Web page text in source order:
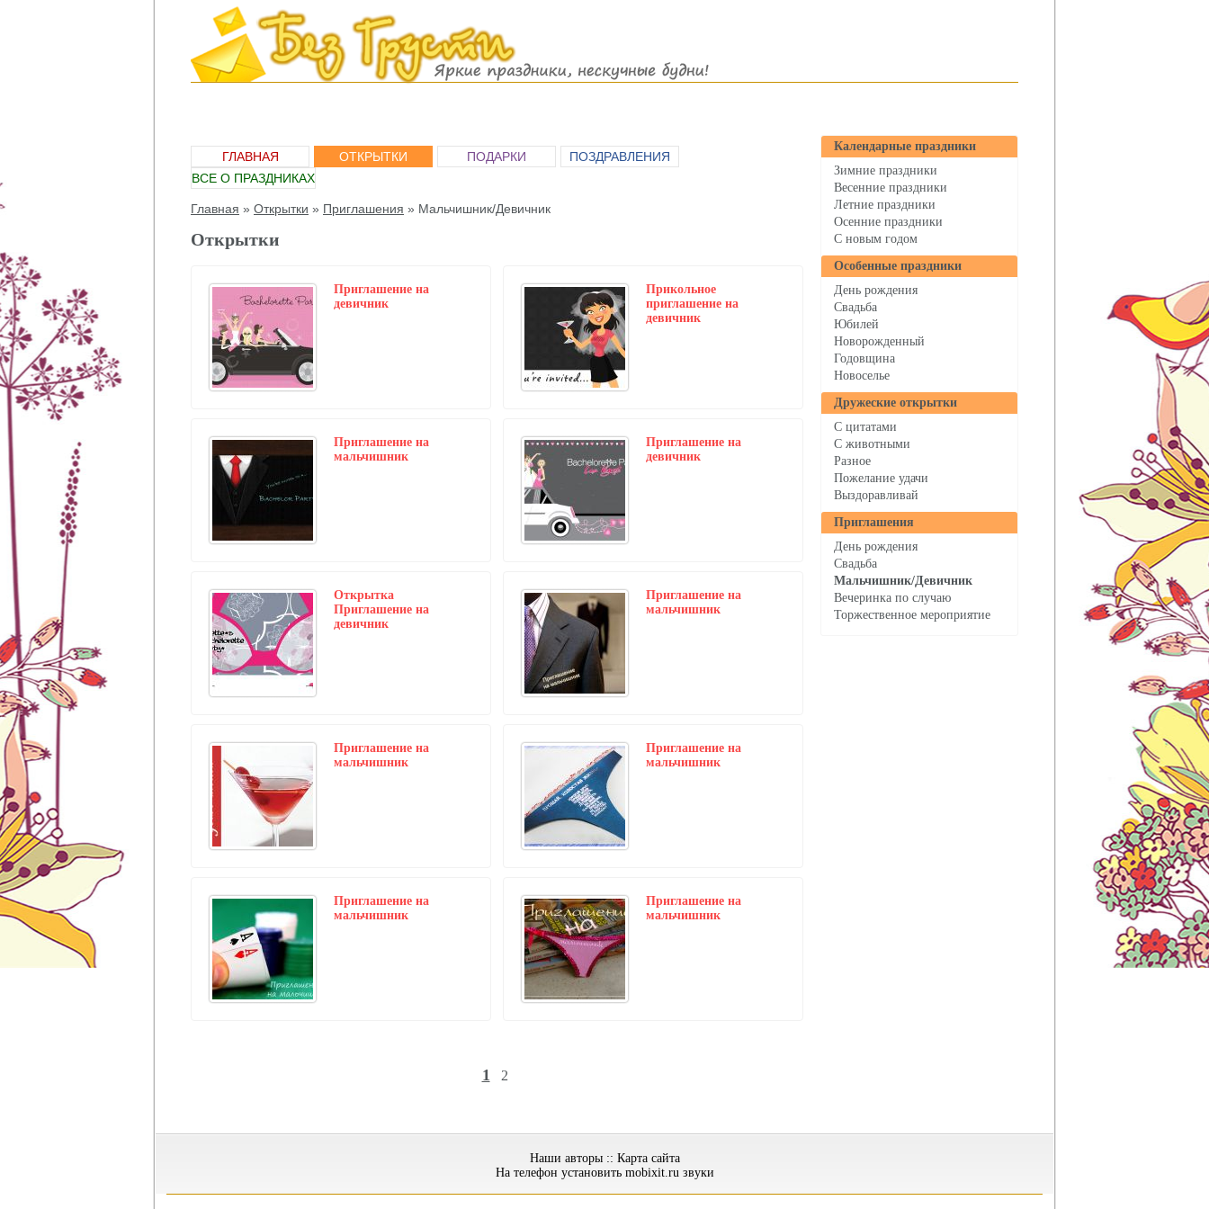
ГЛАВНАЯ ОТКРЫТКИ ПОДАРКИ
ПОЗДРАВЛЕНИЯ
ВСЕ О ПРАЗДНИКАХ
Главная » Открытки » Приглашения » Мальчишник/Девичник
Открытки
Приглашение на
девичник
Прикольное
приглашение на
девичник
Приглашение на
мальчишник
Приглашение на
девичник
Открытка
Приглашение на
девичник
Приглашение на
мальчишник
Приглашение на
мальчишник
Приглашение на
мальчишник
Приглашение на
мальчишник
Приглашение на
мальчишник
1 2
Календарные праздники
Зимние праздники
Весенние праздники
Летние праздники
Осенние праздники
C новым годом
Особенные праздники
День рождения
Свадьба
Юбилей
Новорожденный
Годовщина
Новоселье
Дружеские открытки
С цитатами
С животными
Разное
Пожелание удачи
Выздоравливай
Приглашения
День рождения
Свадьба
Мальчишник/Девичник
Вечеринка по случаю
Торжественное мероприятие
Наши авторы:: Карта сайта
На телефон установить mobixit.ruзвуки